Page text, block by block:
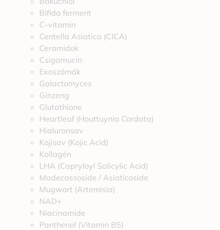
Bifida ferment
C-vitamin
Centella Asiatica (CICA)
Ceramidok
Csigamucin
Exoszómák
Galactomyces
Ginzeng
Glutathione
Heartleaf (Houttuynia Cordata)
Hialuronsav
Kojisav (Kojic Acid)
Kollagén
LHA (Capryloyl Salicylic Acid)
Madecassoside / Asiaticoside
Mugwort (Artemisia)
NAD+
Niacinamide
Panthenol (Vitamin B5)